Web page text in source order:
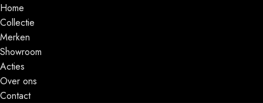
Home
Collectie
Merken
Showroom
Acties
Over ons
Contact